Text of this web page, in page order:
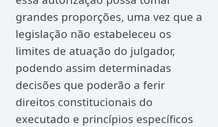
grandes proporções, uma vez que a
legislação não estabeleceu os
limites de atuação do julgador,
podendo assim determinadas
decisões que poderão a ferir
direitos constitucionais do
executado e princípios específicos